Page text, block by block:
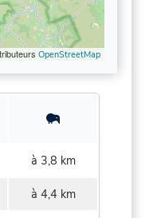
OpenStreetMap
à 3,8 km
à 4,4 km